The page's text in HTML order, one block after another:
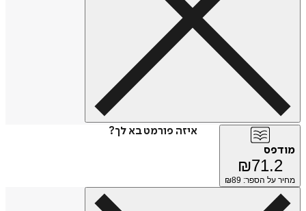
איזה פורמט בא לך?
מודפס
₪71.2
מחיר על הספר: ₪ 89